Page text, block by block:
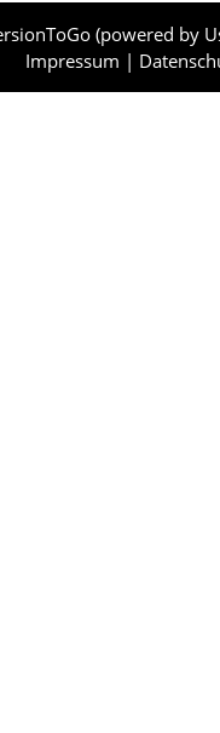
(powered by
Impressum |